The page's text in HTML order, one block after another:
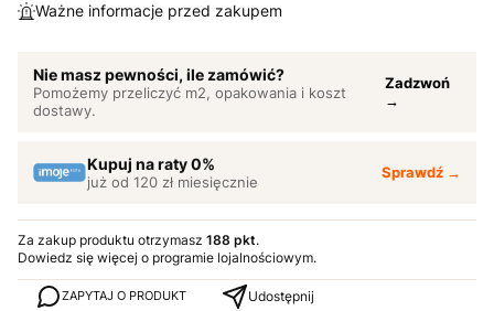
Ważne informacje przed zakupem
Nie masz pewności, ile zamówić?
Pomożemy przeliczyć m2, opakowania i koszt
dostawy.
Zadzwoń
→
Kupuj na raty 0%
już od 120 zł miesięcznie
Sprawdź →
Za zakup produktu otrzymasz 188 pkt.
Dowiedz się więcej o programie lojalnościowym.
ZAPYTAJ O PRODUKT Udostępnij